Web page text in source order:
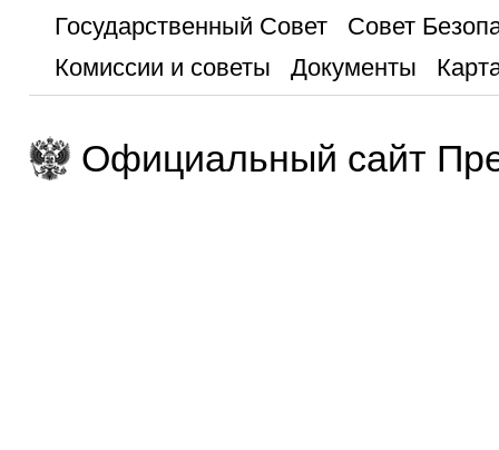
Государственный Совет
Совет
Комиссии и советы
Документы
Официальный сайт